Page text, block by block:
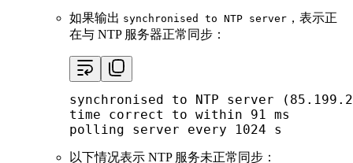
如果输出 synchronised to NTP server ，表示正
在与 NTP 服务器正常同步：
synchronised to NTP server
time correct to within 91 ms
polling server every 1024 s
以下情况表示 NTP 服务未正常同步：